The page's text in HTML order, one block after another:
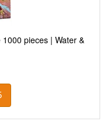
pieces | Water &